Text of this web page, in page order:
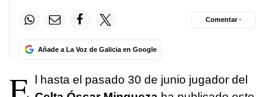
Añade a La Voz de Galicia en Google
Comentar ·
l hasta el pasado 30 de junio jugador del